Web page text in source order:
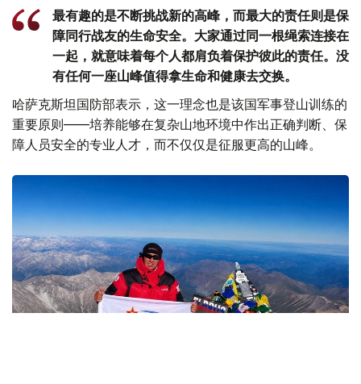
最有趣的是不断挑战新的高峰，而最大的责任则是保
障同行战友的生命安全。大家通过同一根绳索连接在
一起，就意味着每个人都肩负着保护彼此的责任。没
有任何一座山峰值得拿生命和健康去交换。
哈萨克斯坦国防部表示，这一理念也是该国军事登山训练的
重要原则——培养能够在复杂山地环境中作出正确判断、保
障人员安全的专业人才，而不仅仅是征服更高的山峰。